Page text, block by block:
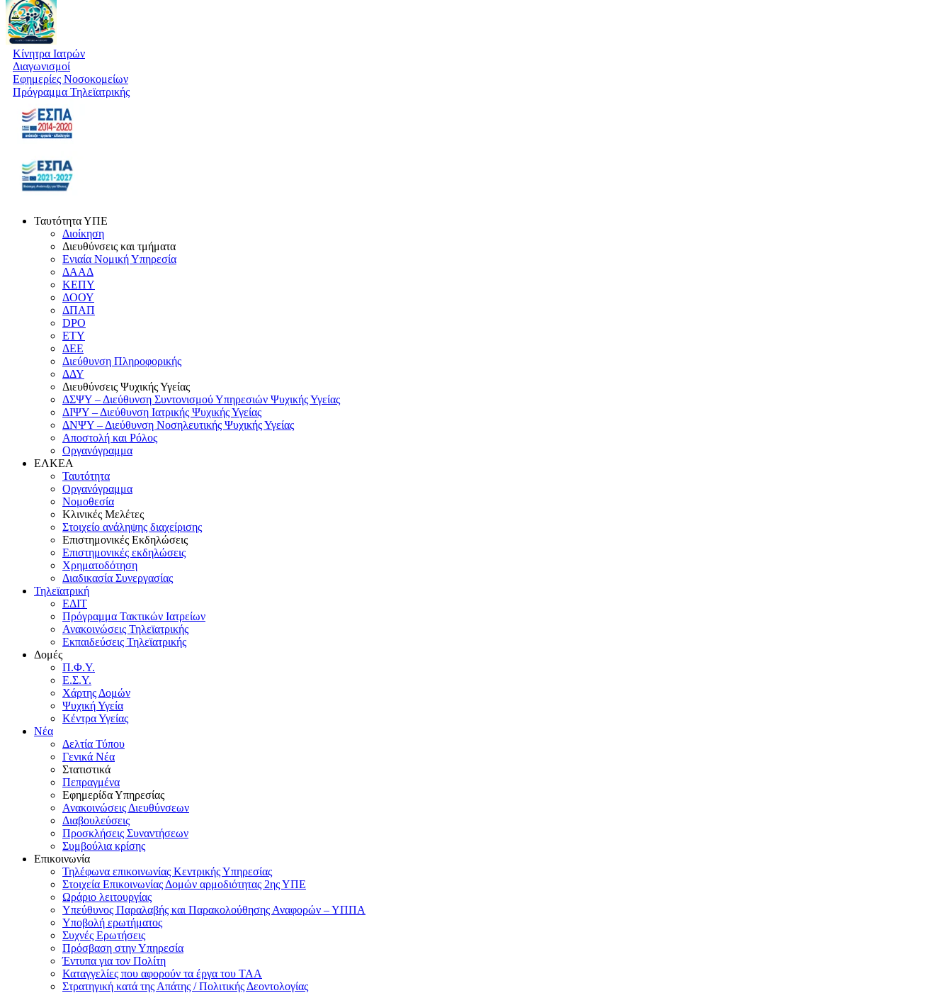
Κίνητρα Ιατρών
Διαγωνισμοί
Εφημερίες Νοσοκομείων
Πρόγραμμα Τηλεϊατρικής
Ταυτότητα ΥΠΕ
Διοίκηση
Διευθύνσεις και τμήματα
Ενιαία Νομική Υπηρεσία
ΔΑΑΔ
ΚΕΠΥ
ΔΟΟΥ
ΔΠΑΠ
DPO
ΕΤΥ
ΔΕΕ
Διεύθυνση Πληροφορικής
ΔΔΥ
Διευθύνσεις Ψυχικής Υγείας
ΔΣΨΥ – Διεύθυνση Συντονισμού Υπηρεσιών Ψυχικής Υγείας
ΔΙΨΥ – Διεύθυνση Ιατρικής Ψυχικής Υγείας
ΔΝΨΥ – Διεύθυνση Νοσηλευτικής Ψυχικής Υγείας
Αποστολή και Ρόλος
Οργανόγραμμα
ΕΛΚΕΑ
Ταυτότητα
Οργανόγραμμα
Νομοθεσία
Κλινικές Μελέτες
Στοιχείο ανάληψης διαχείρισης
Επιστημονικές Εκδηλώσεις
Επιστημονικές εκδηλώσεις
Χρηματοδότηση
Διαδικασία Συνεργασίας
Τηλεϊατρική
ΕΔΙΤ
Πρόγραμμα Τακτικών Ιατρείων
Ανακοινώσεις Τηλεϊατρικής
Εκπαιδεύσεις Τηλεϊατρικής
Δομές
Π.Φ.Υ.
Ε.Σ.Υ.
Χάρτης Δομών
Ψυχική Υγεία
Κέντρα Υγείας
Νέα
Δελτία Τύπου
Γενικά Νέα
Στατιστικά
Πεπραγμένα
Εφημερίδα Υπηρεσίας
Ανακοινώσεις Διευθύνσεων
Διαβουλεύσεις
Προσκλήσεις Συναντήσεων
Συμβούλια κρίσης
Επικοινωνία
Τηλέφωνα επικοινωνίας Κεντρικής Υπηρεσίας
Στοιχεία Επικοινωνίας Δομών αρμοδιότητας 2ης ΥΠΕ
Ωράριο λειτουργίας
Υπεύθυνος Παραλαβής και Παρακολούθησης Αναφορών – ΥΠΠΑ
Υποβολή ερωτήματος
Συχνές Ερωτήσεις
Πρόσβαση στην Υπηρεσία
Έντυπα για τον Πολίτη
Καταγγελίες που αφορούν τα έργα του ΤΑΑ
Στρατηγική κατά της Απάτης / Πολιτικής Δεοντολογίας